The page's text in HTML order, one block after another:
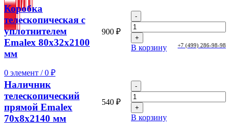
+7 (499) 286-98-98
0 элемент / 0 ₽
Crystal
Cloud)
Коробка
телескопическая с
уплотнителем
Emalex 80x32x2100
мм
900 ₽
Количество
товара
Коробка
телескопическая
с
80x32x2100
мм
В корзину
Наличник
телескопический
прямой Emalex
70x8x2140 мм
540 ₽
Количество
товара
Наличник
телескопический
прямой
В корзину